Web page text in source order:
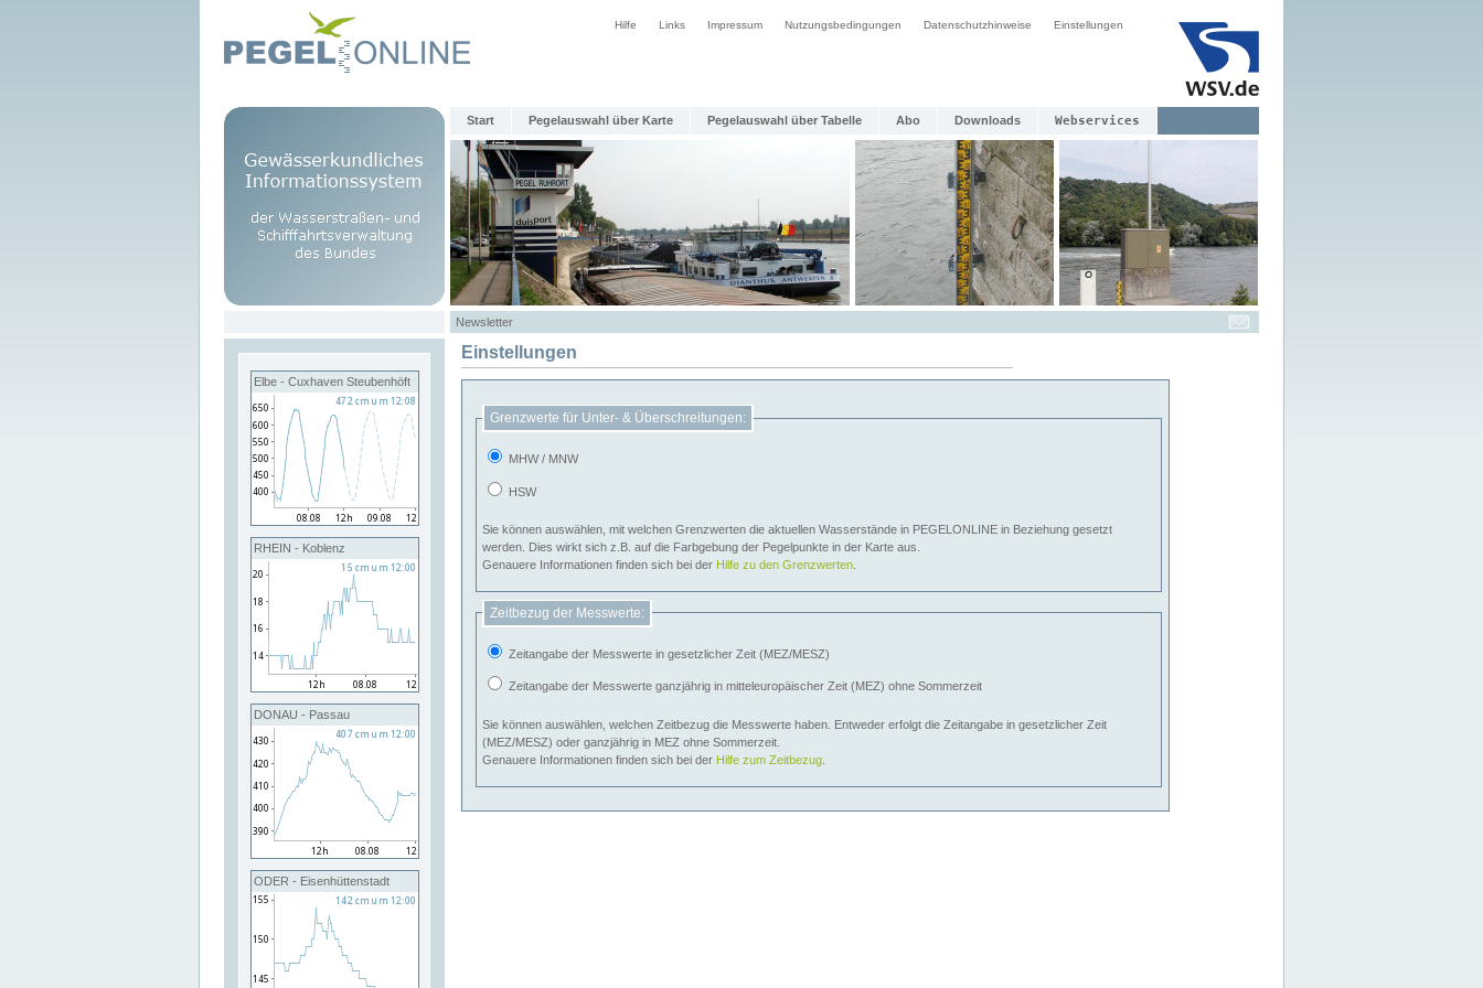
Hilfe Links Impressum Nutzungsbedingungen Datenschutzhinweise Einstellungen
Start Pegelauswahl über Karte Pegelauswahl über Tabelle Abo Downloads Webservices
Newsletter
Elbe - Cuxhaven Steubenhöft
RHEIN - Koblenz
DONAU - Passau
ODER - Eisenhüttenstadt
Einstellungen
Grenzwerte für Unter- & Überschreitungen:
MHW / MNW
HSW
Sie können auswählen, mit welchen Grenzwerten die aktuellen Wasserstände in PEGELONLINE in Beziehung gesetzt
werden. Dies wirkt sich z.B. auf die Farbgebung der Pegelpunkte in der Karte aus.
Genauere Informationen finden sich bei der Hilfe zu den Grenzwerten
Zeitbezug der Messwerte:
Zeitangabe der Messwerte in gesetzlicher Zeit (MEZ/MESZ)
Zeitangabe der Messwerte ganzjährig in mitteleuropäischer Zeit (MEZ) ohne Sommerzeit
Sie können auswählen, welchen Zeitbezug die Messwerte haben. Entweder erfolgt die Zeitangabe in gesetzlicher Zeit
(MEZ/MESZ) oder ganzjährig in MEZ ohne Sommerzeit.
Genauere Informationen finden sich bei der Hilfe zum Zeitbezug